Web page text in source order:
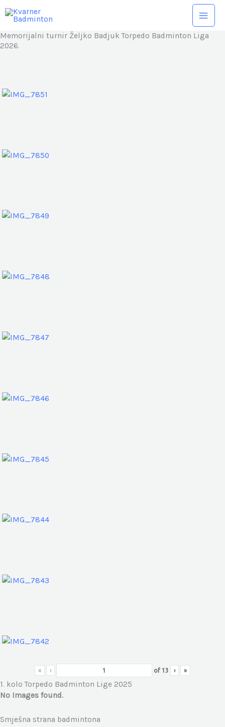
to
content
Memorijalni turnir Željko Badjuk Torpedo Badminton Liga
2026.
« ‹ of 13 › »
1. kolo Torpedo Badminton Lige 2025
No Images found.
Smješna strana badmintona